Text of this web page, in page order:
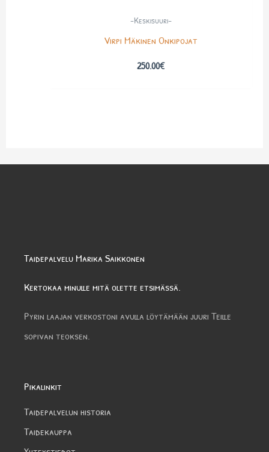
-Keskisuuri-
Virpi Mäkinen Onkipojat
250.00€
Taidepalvelu Marika Saikkonen
Kertokaa minulle mitä olette etsimässä.
Pyrin laajan verkostoni avulla löytämään juuri Teille
sopivan teoksen.
Pikalinkit
Taidepalvelun historia
Taidekauppa